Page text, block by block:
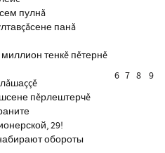
пулнă
панă
тенкĕ пĕтернĕ
пĕрлештерчĕ
29!
обороты
6 7 8 9